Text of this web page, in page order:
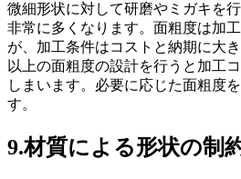
微細形状に対して研磨やミガキを
非常に多くなります。面粗度は加
が、加工条件はコストと納期に大
以上の面粗度の設計を行うと加工
しまいます。必要に応じた面粗度
す。
9.材質による形状の制